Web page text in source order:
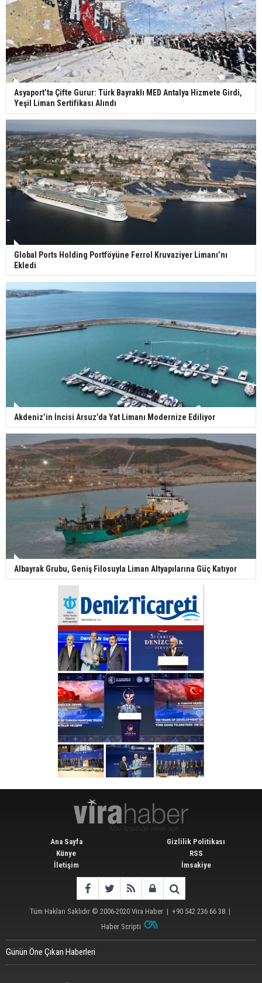
Asyaport’ta Çifte Gurur: Türk Bayraklı MED Antalya Hizmete Girdi,
Yeşil Liman Sertifikası Alındı
Global Ports Holding Portföyüne Ferrol Kruvaziyer Limanı’nı
Ekledi
Akdeniz’in İncisi Arsuz’da Yat Limanı Modernize Ediliyor
Albayrak Grubu, Geniş Filosuyla Liman Altyapılarına Güç Katıyor
Ana Sayfa
Künye
İletişim
Gizlilik Politikası
RSS
İmsakiye
Tüm Hakları Saklıdır © 2006-2020 Vira Haber | +90 542 236 66 38 |
Haber Scripti
Günün Öne Çıkan Haberleri